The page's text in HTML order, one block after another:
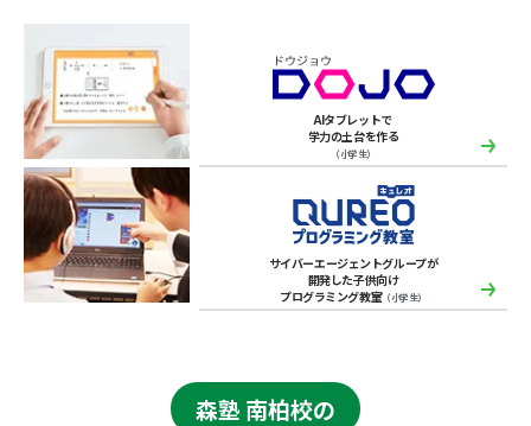
AIタブレットで
学力の土台を作る
（小学生）
サイバーエージェントグループが
開発した子供向け
プログラミング教室（小学生）
森塾 南柏校の